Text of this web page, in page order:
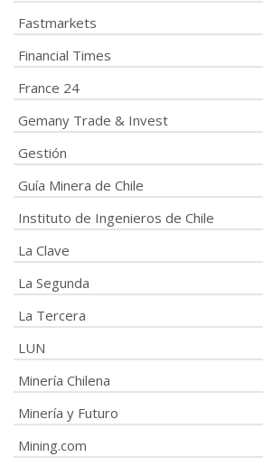
Fastmarkets
Financial Times
France 24
Gemany Trade & Invest
Gestión
Guía Minera de Chile
Instituto de Ingenieros de Chile
La Clave
La Segunda
La Tercera
LUN
Minería Chilena
Minería y Futuro
Mining.com